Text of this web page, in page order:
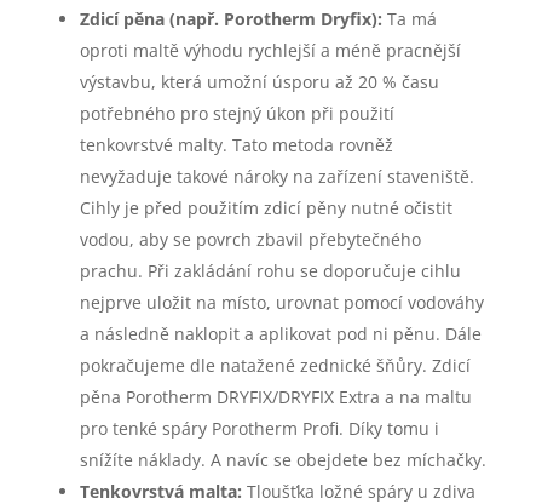
Zdicí pěna (např. Porotherm Dryfix): Ta má
oproti maltě výhodu rychlejší a méně pracnější
výstavbu, která umožní úsporu až 20 % času
potřebného pro stejný úkon při použití
tenkovrstvé malty. Tato metoda rovněž
nevyžaduje takové nároky na zařízení staveniště.
Cihly je před použitím zdicí pěny nutné očistit
vodou, aby se povrch zbavil přebytečného
prachu. Při zakládání rohu se doporučuje cihlu
nejprve uložit na místo, urovnat pomocí vodováhy
a následně naklopit a aplikovat pod ni pěnu. Dále
pokračujeme dle natažené zednické šňůry. Zdicí
pěna Porotherm DRYFIX/DRYFIX Extra a na maltu
pro tenké spáry Porotherm Profi. Díky tomu i
snížíte náklady. A navíc se obejdete bez míchačky.
Tenkovrstvá malta: Tloušťka ložné spáry u zdiva